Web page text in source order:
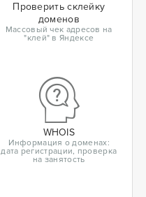
Проверить склейку
доменов
Массовый чек адресов на
"клей" в Яндексе
WHOIS
Информация о доменах:
дата регистрации, проверка
на занятость